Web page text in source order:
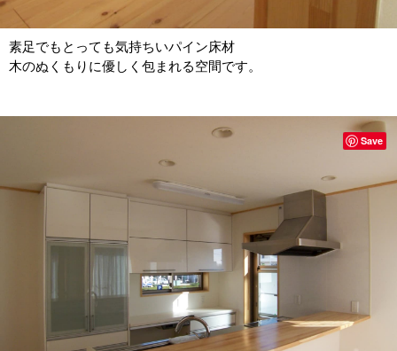
素足でもとっても気持ちいパイン床材
木のぬくもりに優しく包まれる空間です。
Save